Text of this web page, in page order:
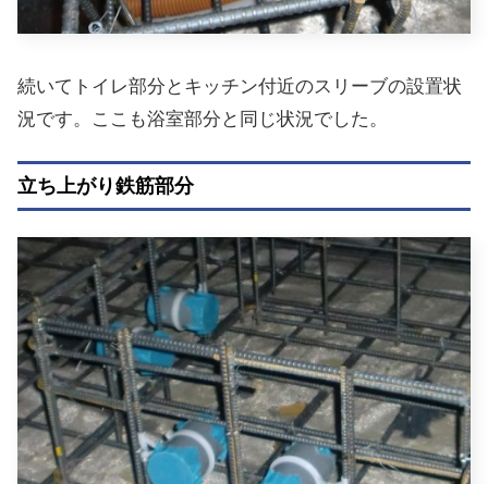
続いてトイレ部分とキッチン付近のスリーブの設置状
況です。ここも浴室部分と同じ状況でした。
立ち上がり鉄筋部分